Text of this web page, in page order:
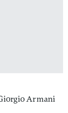
Armani